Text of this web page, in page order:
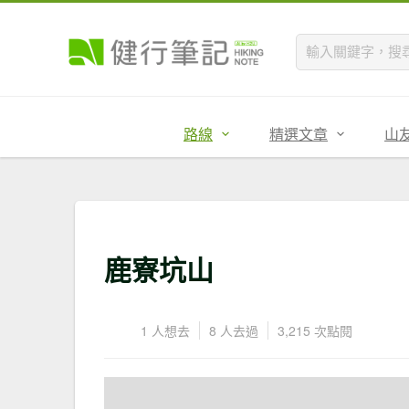
路線 精選文章 山
鹿寮坑山
1 人想去 8 人去過 3,215 次點閱